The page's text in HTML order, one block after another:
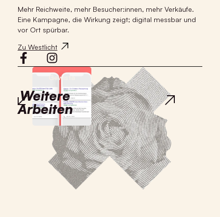
Mehr Reichweite, mehr Besucher:innen, mehr Verkäufe.
Eine Kampagne, die Wirkung zeigt; digital messbar und
vor Ort spürbar.
Zu Westlicht
Gewista
Weitere
Arbeiten